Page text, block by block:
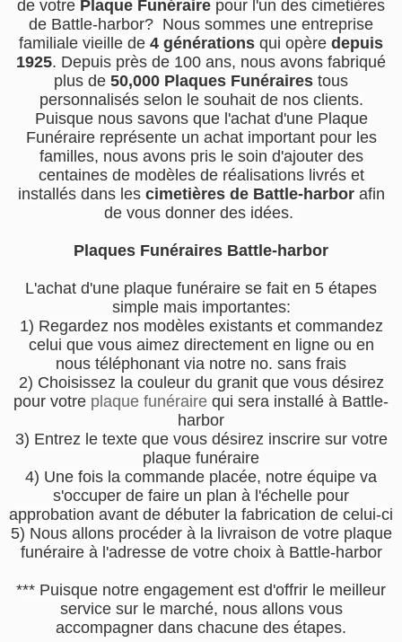
de votre Plaque Funéraire pour l'un des cimetières
de Battle-harbor? Nous sommes une entreprise
familiale vieille de 4 générations qui opère depuis
1925. Depuis près de 100 ans, nous avons fabriqué
plus de 50,000 Plaques Funéraires tous
personnalisés selon le souhait de nos clients.
Puisque nous savons que l'achat d'une Plaque
Funéraire représente un achat important pour les
familles, nous avons pris le soin d'ajouter des
centaines de modèles de réalisations livrés et
installés dans les cimetières de Battle-harborafin
de vous donner des idées.
Plaques Funéraires Battle-harbor
L'achat d'une plaque funéraire se fait en 5 étapes
simple mais importantes:
1) Regardez nos modèles existants et commandez
celui que vous aimez directement en ligne ou en
nous téléphonant via notre no. sans frais
2) Choisissez la couleur du granit que vous désirez
pour votre plaque funéraire qui sera installé à Battle-
harbor
3) Entrez le texte que vous désirez inscrire sur votre
plaque funéraire
4) Une fois la commande placée, notre équipe va
s'occuper de faire un plan à l'échelle pour
approbation avant de débuter la fabrication de celui-ci
5) Nous allons procéder à la livraison de votre plaque
funéraire à l'adresse de votre choix à Battle-harbor
*** Puisque notre engagement est d'offrir le meilleur
service sur le marché, nous allons vous
accompagner dans chacune des étapes.